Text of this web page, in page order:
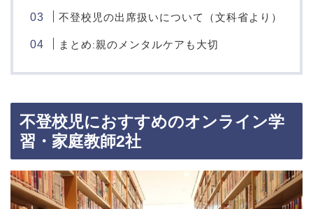
不登校児の出席扱いについて（文科省より）
まとめ:親のメンタルケアも大切
不登校児におすすめのオンライン学
習・家庭教師2社